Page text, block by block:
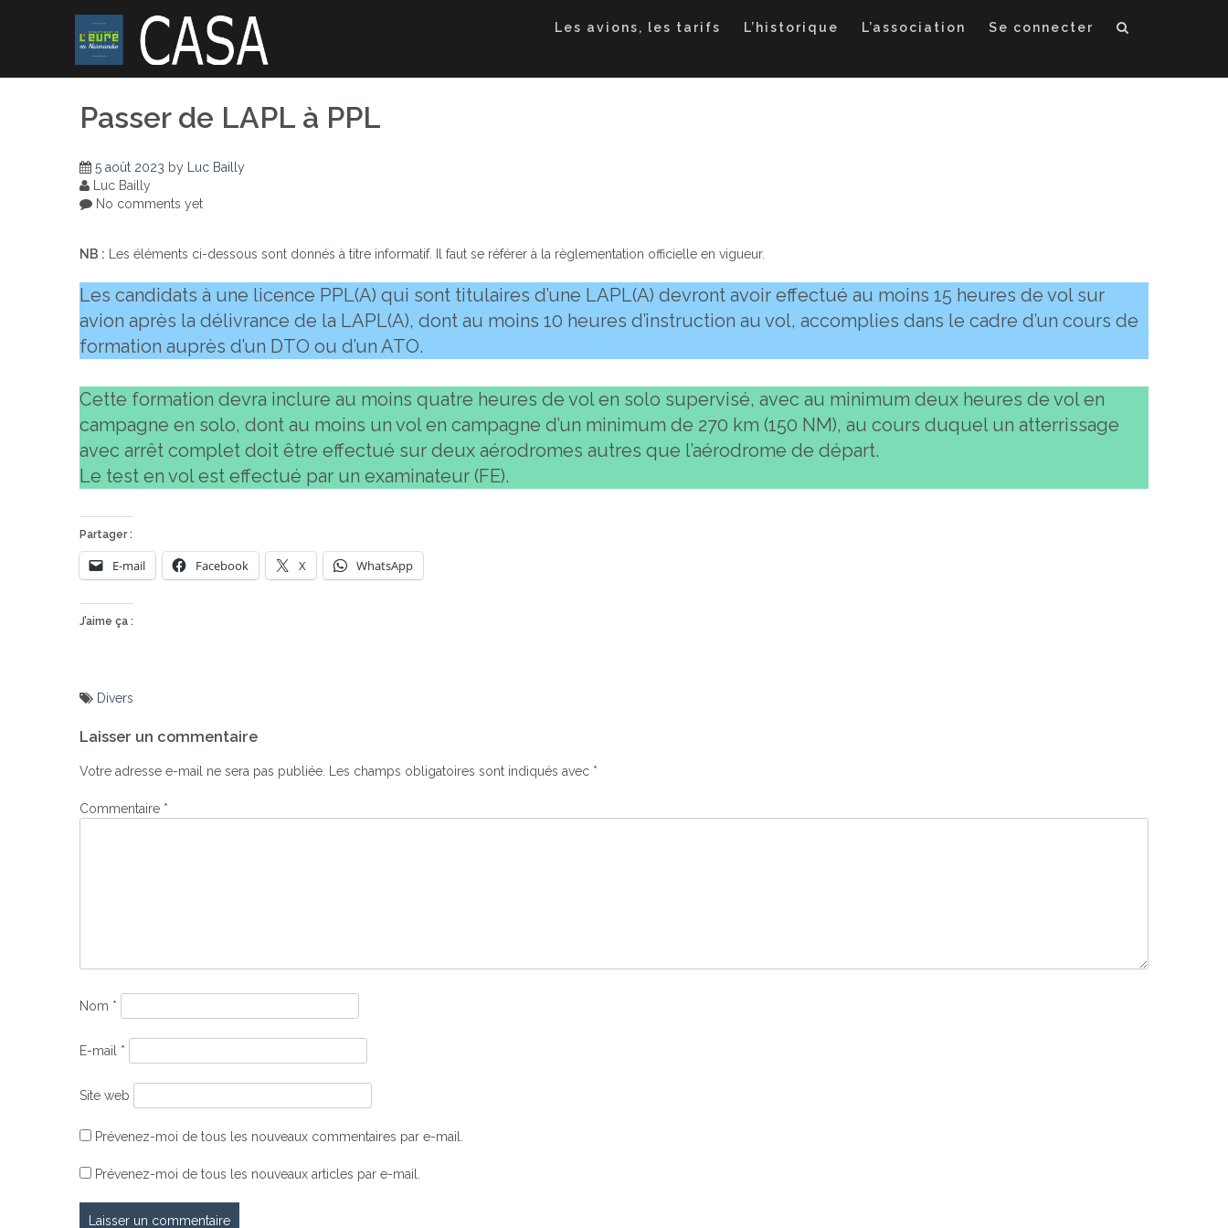
Les avions, les tarifs L’historique L’association Se connecter
Passer de LAPL à PPL
5 août 2023 by
Luc Bailly
Luc Bailly
No comments yet
NB : Les éléments ci-dessous sont donnés à titre informatif. Il faut se référer à la règlementation officielle en vigueur.
Les candidats à une licence PPL(A) qui sont titulaires d’une LAPL(A) devront avoir effectué au moins 15 heures de vol sur
avion après la délivrance de la LAPL(A), dont au moins 10 heures d’instruction au vol, accomplies dans le cadre d’un cours de
formation auprès d’un DTO ou d’un ATO.
Cette formation devra inclure au moins quatre heures de vol en solo supervisé, avec au minimum deux heures de vol en
campagne en solo, dont au moins un vol en campagne d’un minimum de 270 km (150 NM), au cours duquel un atterrissage
avec arrêt complet doit être effectué sur deux aérodromes autres que l’aérodrome de départ.
Le test en vol est effectué par un examinateur (FE).
Partager :
E-mail Facebook X WhatsApp
J’aime ça :
Divers
de
l’article
Laisser un commentaire
Votre adresse e-mail ne sera pas publiée. Les champs obligatoires sont indiqués avec *
Commentaire *
Nom *
E-mail *
Site web
Prévenez-moi de tous les nouveaux commentaires par e-mail.
Prévenez-moi de tous les nouveaux articles par e-mail.